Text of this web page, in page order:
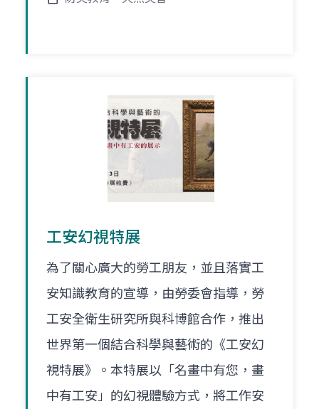
工安幻視特展
為了關心廣大的勞工朋友，並且落實工
安知識教育的宣導，由勞委會指導，勞
工安全衛生研究所與科博館合作，推出
世界第一個結合科學與藝術的《工安幻
視特展》。本特展以「名畫中有您，畫
中有工安」的幻視體驗方式，將工作安